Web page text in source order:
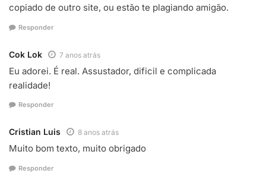
copiado de outro site, ou estão te plagiando amigão.
Responder
Cok Lok 7 anos atrás
Eu adorei. É real. Assustador, dificil e complicada
realidade!
Responder
Cristian Luis 8 anos atrás
Muito bom texto, muito obrigado
Responder